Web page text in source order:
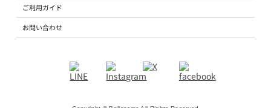
ご利用ガイド
お問い合わせ